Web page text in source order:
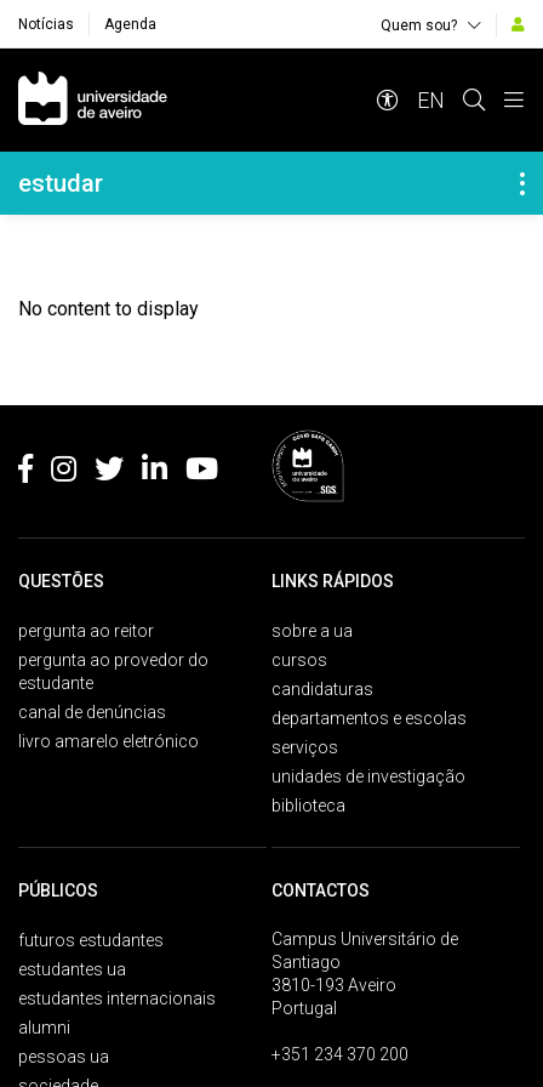
Notícias Agenda Quem sou?
Navegação Principal
EN
Navegação Lateral
estudar
No content to display
QUESTÕES
pergunta ao reitor
pergunta ao provedor do
estudante
canal de denúncias
livro amarelo eletrónico
LINKS RÁPIDOS
sobre a ua
cursos
candidaturas
departamentos e escolas
serviços
unidades de investigação
biblioteca
PÚBLICOS
futuros estudantes
estudantes ua
estudantes internacionais
alumni
pessoas ua
CONTACTOS
Campus Universitário de
Santiago
3810-193 Aveiro
Portugal
+351 234 370 200